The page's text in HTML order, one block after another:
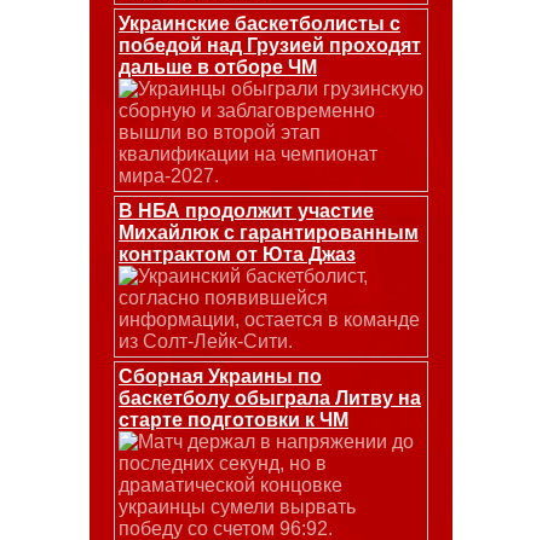
Украинские баскетболисты с
победой над Грузией проходят
дальше в отборе ЧМ
Украинцы обыграли грузинскую
сборную и заблаговременно
вышли во второй этап
квалификации на чемпионат
мира-2027.
В НБА продолжит участие
Михайлюк с гарантированным
контрактом от Юта Джаз
Украинский баскетболист,
согласно появившейся
информации, остается в команде
из Солт-Лейк-Сити.
Сборная Украины по
баскетболу обыграла Литву на
старте подготовки к ЧМ
Матч держал в напряжении до
последних секунд, но в
драматической концовке
украинцы сумели вырвать
победу со счетом 96:92.